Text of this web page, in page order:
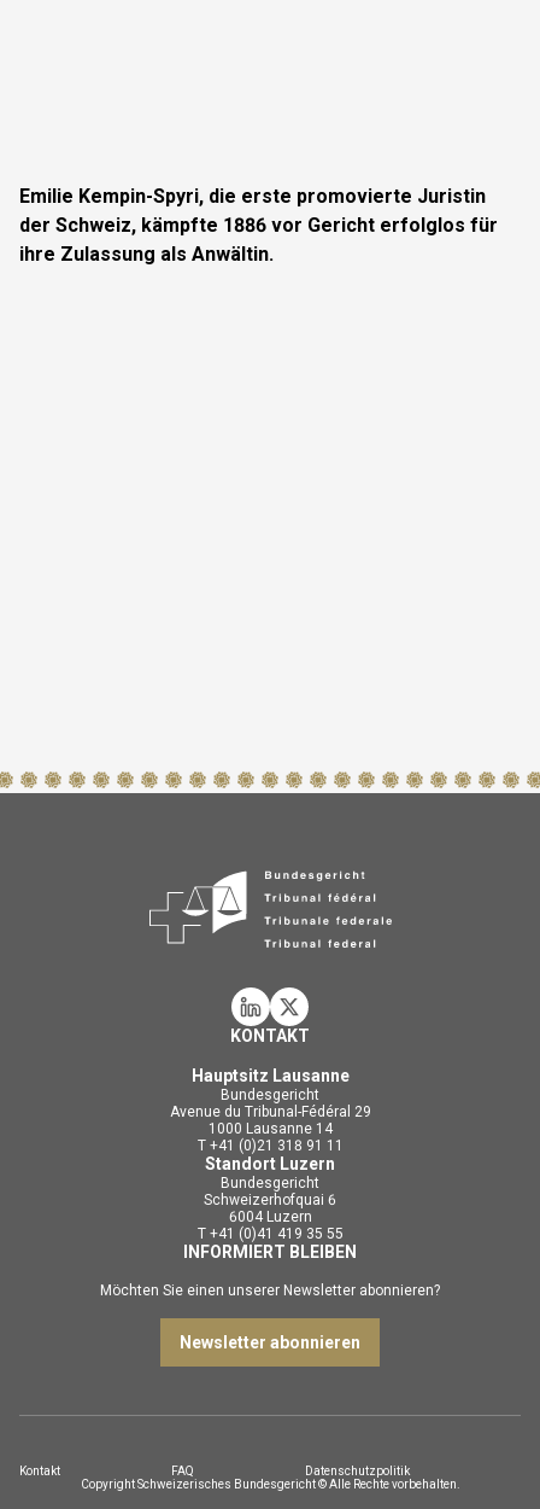
Emilie Kempin-Spyri, die erste promovierte Juristin
der Schweiz, kämpfte 1886 vor Gericht erfolglos für
ihre Zulassung als Anwältin.
KONTAKT
Hauptsitz Lausanne
Bundesgericht
Avenue du Tribunal-Fédéral 29
1000 Lausanne 14
T +41 (0)21 318 91 11
Standort Luzern
Bundesgericht
Schweizerhofquai 6
6004 Luzern
T +41 (0)41 419 35 55
INFORMIERT BLEIBEN
Möchten Sie einen unserer Newsletter abonnieren?
Newsletter abonnieren
Copyright Schweizerisches Bundesgericht © Alle Rechte vorbehalten.
Kontakt FAQ Datenschutzpolitik